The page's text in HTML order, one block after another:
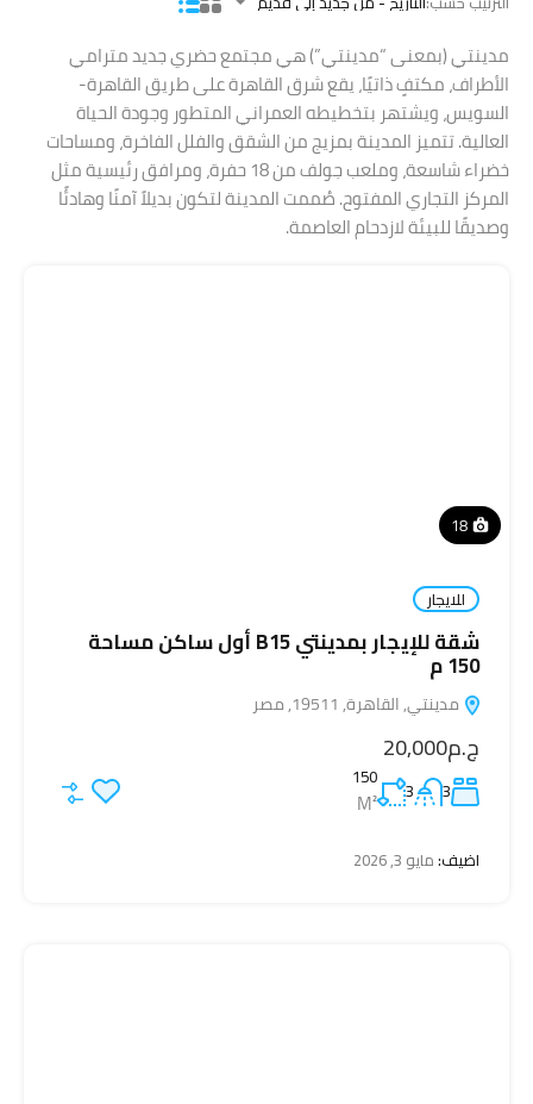
مدينتي (بمعنى “مدينتي”) هي مجتمع حضري جديد مترامي
الأطراف، مكتفٍ ذاتيًا، يقع شرق القاهرة على طريق القاهرة-
السويس، ويشتهر بتخطيطه العمراني المتطور وجودة الحياة
العالية. تتميز المدينة بمزيج من الشقق والفلل الفاخرة، ومساحات
خضراء شاسعة، وملعب جولف من 18 حفرة، ومرافق رئيسية مثل
المركز التجاري المفتوح. صُممت المدينة لتكون بديلاً آمنًا وهادئًا
وصديقًا للبيئة لازدحام العاصمة.
18
للايجار
شقة للإيجار بمدينتي B15 أول ساكن مساحة
150 م
مدينتي, القاهرة, 19511, مصر
ج.م20,000
3
3
150
M²
اضيف:مايو 3, 2026